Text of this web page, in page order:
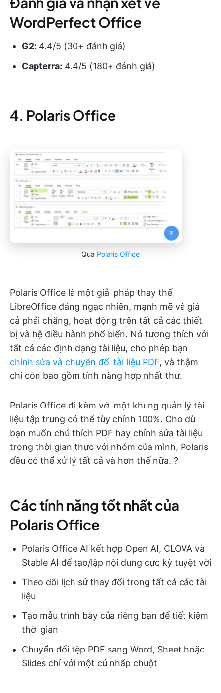
WordPerfect Office
G2: 4.4/5 (30+ đánh giá)
Capterra: 4.4/5 (180+ đánh giá)
4. Polaris Office
Qua Polaris Office
Polaris Office là một giải pháp thay thế
LibreOffice đáng ngạc nhiên, mạnh mẽ và giá
cả phải chăng, hoạt động trên tất cả các thiết
bị và hệ điều hành phổ biến. Nó tương thích với
tất cả các định dạng tài liệu, cho phép bạn
chỉnh sửa và chuyển đổi tài liệu PDF, và thậm
chí còn bao gồm tính năng hợp nhất thư.
Polaris Office đi kèm với một khung quản lý tài
liệu tập trung có thể tùy chỉnh 100%. Cho dù
bạn muốn chú thích PDF hay chỉnh sửa tài liệu
trong thời gian thực với nhóm của mình, Polaris
đều có thể xử lý tất cả và hơn thế nữa. ?
Các tính năng tốt nhất của
Polaris Office
Polaris Office AI kết hợp Open AI, CLOVA và
Stable AI để tạo/lập nội dung cực kỳ tuyệt vời
Theo dõi lịch sử thay đổi trong tất cả các tài
liệu
Tạo mẫu trình bày của riêng bạn để tiết kiệm
thời gian
Chuyển đổi tệp PDF sang Word, Sheet hoặc
Slides chỉ với một cú nhấp chuột